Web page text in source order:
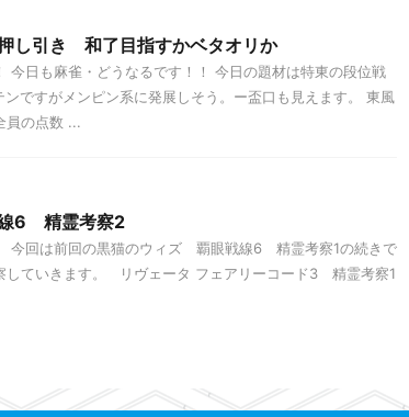
し引き 和了目指すかベタオリか
今日も麻雀・どうなるです！！ 今日の題材は特東の段位戦
ですがメンピン系に発展しそう。ー盃口も見えます。 東風
員の点数 ...
6 精霊考察2
今回は前回の黒猫のウィズ 覇眼戦線6 精霊考察1の続きで
していきます。 リヴェータ フェアリーコード3 精霊考察1